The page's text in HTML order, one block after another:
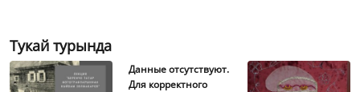
Тукай турында
Данные отсутствуют.
Для корректного